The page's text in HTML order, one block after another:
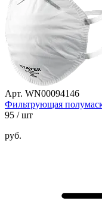
Арт. WN00094146
Фильтрующая
95 / шт
руб.